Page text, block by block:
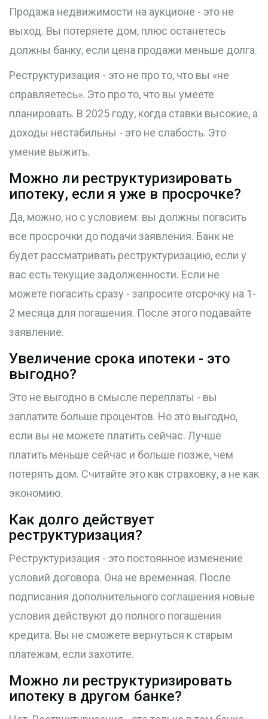
Продажа недвижимости на аукционе - это не
выход. Вы потеряете дом, плюс останетесь
должны банку, если цена продажи меньше долга.
Реструктуризация - это не про то, что вы «не
справляетесь». Это про то, что вы умеете
планировать. В 2025 году, когда ставки высокие, а
доходы нестабильны - это не слабость. Это
умение выжить.
Можно ли реструктуризировать
ипотеку, если я уже в просрочке?
Да, можно, но с условием: вы должны погасить
все просрочки до подачи заявления. Банк не
будет рассматривать реструктуризацию, если у
вас есть текущие задолженности. Если не
можете погасить сразу - запросите отсрочку на 1-
2 месяца для погашения. После этого подавайте
заявление.
Увеличение срока ипотеки - это
выгодно?
Это не выгодно в смысле переплаты - вы
заплатите больше процентов. Но это выгодно,
если вы не можете платить сейчас. Лучше
платить меньше сейчас и больше позже, чем
потерять дом. Считайте это как страховку, а не как
экономию.
Как долго действует
реструктуризация?
Реструктуризация - это постоянное изменение
условий договора. Она не временная. После
подписания дополнительного соглашения новые
условия действуют до полного погашения
кредита. Вы не сможете вернуться к старым
платежам, если захотите.
Можно ли реструктуризировать
ипотеку в другом банке?